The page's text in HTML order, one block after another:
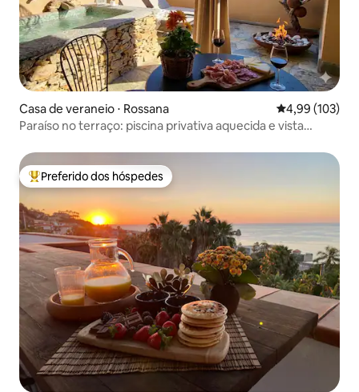
Casa de veraneio ⋅ Rossana 4,99 de uma
4,99 (103)
Paraíso no terraço: piscina privativa aquecida e vista
Entre os melhores preferidos dos hóspedes
Preferido dos hóspedes